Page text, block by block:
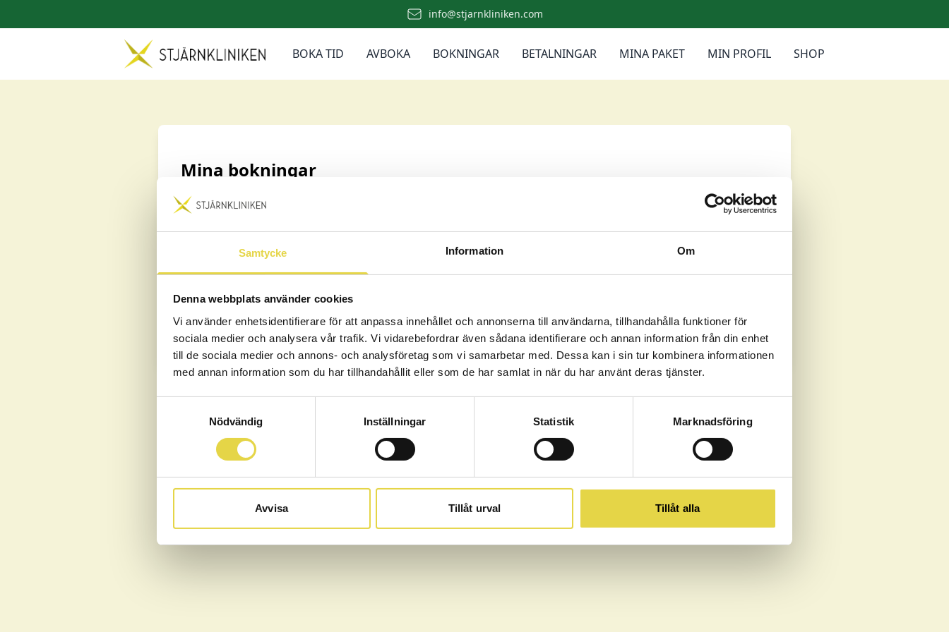
Samtycke Information Om
Denna webbplats använder cookies
Vi använder enhetsidentifierare för att anpassa innehållet och annonserna till användarna, tillhandahålla funktioner för
sociala medier och analysera vår trafik. Vi vidarebefordrar även sådana identifierare och annan information från din enhet
till de sociala medier och annons- och analysföretag som vi samarbetar med. Dessa kan i sin tur kombinera informationen
med annan information som du har tillhandahållit eller som de har samlat in när du har använt deras tjänster.
Nödvändig
Inställningar Statistik Marknadsföring
Avvisa Tillåt urval Tillåt alla
info@stjarnkliniken.com
BOKA TID AVBOKA BOKNINGAR BETALNINGAR MINA PAKET MIN PROFIL SHOP
Mina bokningar
För att se dina bokningar behöver du vara inloggad.
Logga in med BankID
Logga in med SMS istället
När du bokar tider och använder våra tjänster här godkänner du samtidigt våra allmänna villkor som finns att läsahär.